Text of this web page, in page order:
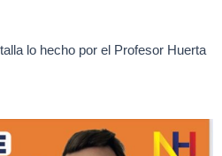
lo hecho por el Profesor Huerta